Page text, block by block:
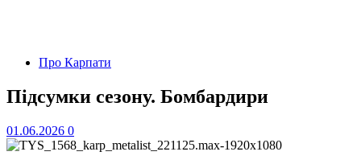
Про Карпати
Підсумки сезону. Бомбардири
01.06.2026 0